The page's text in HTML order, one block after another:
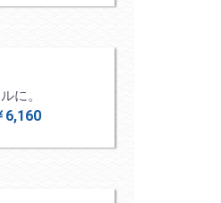
に。
6,160